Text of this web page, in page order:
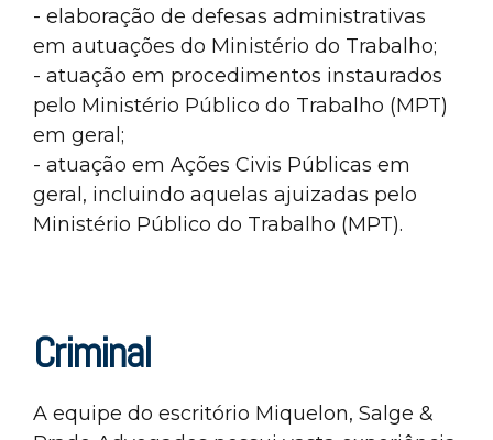
- elaboração de defesas administrativas
em autuações do Ministério do Trabalho;
- atuação em procedimentos instaurados
pelo Ministério Público do Trabalho (MPT)
em geral;
- atuação em Ações Civis Públicas em
geral, incluindo aquelas ajuizadas pelo
Ministério Público do Trabalho (MPT).
Criminal
A equipe do escritório Miquelon, Salge &